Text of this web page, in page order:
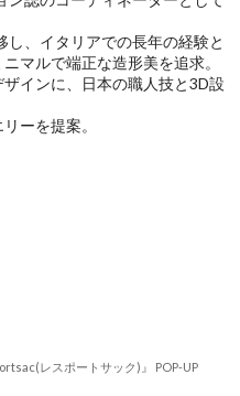
、イタリアでの長年の経験と
マルで端正な造形美を追求。
インに、日本の職人技と3D設
ーを提案。
レスポートサック)』 POP-UP